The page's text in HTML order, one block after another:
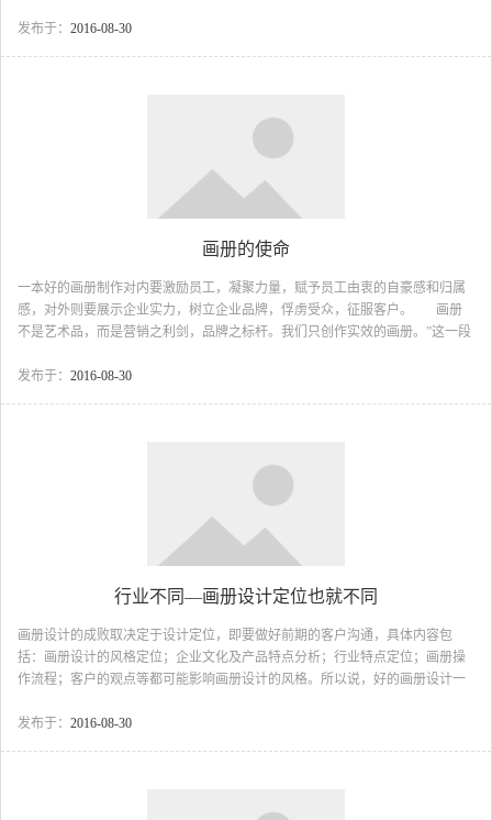
性没有在企业需求层面上进行高度的整合，多数企业只是片观的比较价格、图
多客户案例中，不乏缺憾！ 那么，什么样的样本设计对企...
发布于： 2016-08-30
画册的使命
一本好的画册制作对内要激励员工，凝聚力量，赋予员工由衷的自豪感和归属
感，对外则要展示企业实力，树立企业品牌，俘虏受众，征服客户。 画册
不是艺术品，而是营销之利剑，品牌之标杆。我们只创作实效的画册。”这一段
且发自内心的认同它。 宣传画册已经成为组织单位在社会系统表演中的重
发布于： 2016-08-30
行业不同—画册设计定位也就不同
画册设计的成败取决定于设计定位，即要做好前期的客户沟通，具体内容包
括：画册设计的风格定位；企业文化及产品特点分析；行业特点定位；画册操
作流程；客户的观点等都可能影响画册设计的风格。所以说，好的画册设计一
绩。企业画册设计应该从企业自身的性质，文化，理念，地域等方面出发，来
发布于： 2016-08-30